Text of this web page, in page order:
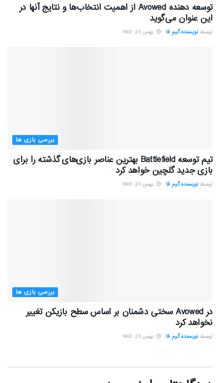
توسعه دهنده Avowed از اهمیت انتخاب‌ها و نتایج آنها در
این عنوان می‌گوید
توسط نویسنده گیم فا بهمن 23, 1403
بررسی بازی ها
تیم توسعه Battlefield بهترین عناصر بازی‌های گذشته را برای
بازی جدید گلچین خواهد کرد
توسط نویسنده گیم فا بهمن 23, 1403
بررسی بازی ها
در Avowed سختی دشمنان بر اساس سطح بازیکن تغییر
نخواهد کرد
توسط نویسنده گیم فا بهمن 23, 1403